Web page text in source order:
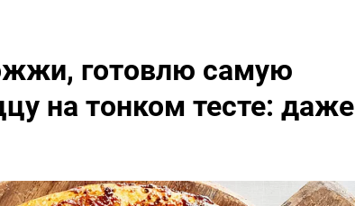
готовлю самую
на тонком тесте: даже